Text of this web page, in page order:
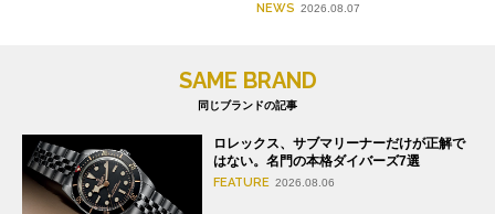
NEWS 2026.08.07
SAME BRAND
同じブランドの記事
ロレックス、サブマリーナーだけが正解で
はない。名門の本格ダイバーズ7選
FEATURE 2026.08.06